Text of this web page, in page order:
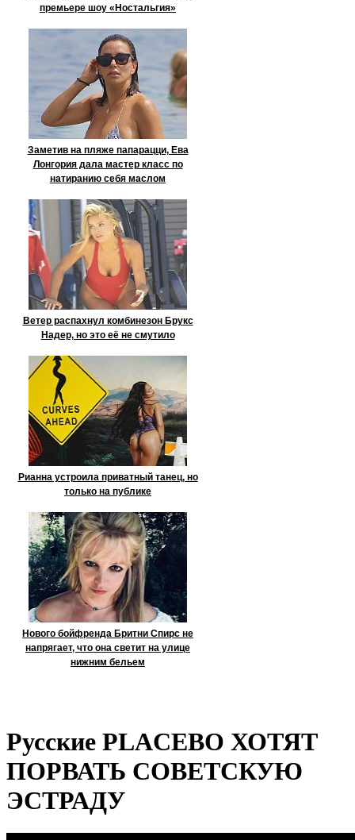
премьере шоу «Ностальгия»
Заметив на пляже папарацци, Ева
Лонгория дала мастер класс по
натиранию себя маслом
Ветер распахнул комбинезон Брукс
Надер, но это её не смутило
Рианна устроила приватный танец, но
только на публике
Нового бойфренда Бритни Спирс не
напрягает, что она светит на улице
нижним бельем
Русские PLACEBO ХОТЯТ
ПОРВАТЬ СОВЕТСКУЮ
ЭСТРАДУ